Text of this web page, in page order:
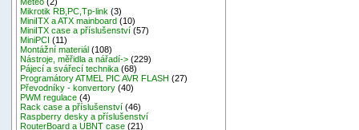
Mikrotik RB,PC,Tp-link (3)
MiniITX a ATX mainboard (10)
MiniITX case a příslušenství (57)
MiniPCI (11)
Montážní materiál (108)
Nástroje, měřidla a nářadí-> (229)
Pájecí a svářecí technika (68)
Programátory ATMEL PIC AVR FLASH (27)
Převodníky - konvertory (40)
PWM regulace (4)
Rack case a příslušenství (46)
Raspberry desky a příslušenství
RouterBoard a UBNT case (21)